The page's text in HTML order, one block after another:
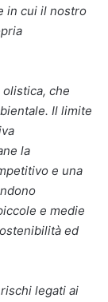
in cui il nostro
che
Il limite
la
e una
e medie
ed
legati ai